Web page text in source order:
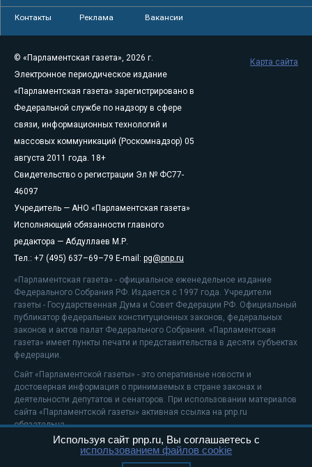
Контакты Реклама Вакансии
© «Парламентская газета», 2026 г.
Электронное периодическое издание
«Парламентская газета» зарегистрировано в
Федеральной службе по надзору в сфере
связи, информационных технологий и
массовых коммуникаций (Роскомнадзор) 05
августа 2011 года. 18+
Свидетельство о регистрации Эл № ФС77-
46097
Учредитель — АНО «Парламентская газета»
Исполняющий обязанности главного
редактора — Абдуллаев М.Р.
Тел.: +7 (495) 637–69–79 E-mail: pg@pnp.ru
«Парламентская газета» - официальное еженедельное издание
Федерального Собрания РФ. Издается с 1997 года. Учредители
газеты - Государственная Дума и Совет Федерации РФ. Официальный
публикатор федеральных конституционных законов, федеральных
законов и актов палат Федерального Собрания. «Парламентская
газета» имеет пункты печати и представительства в десяти субъектах
федерации.
Сайт «Парламентской газеты» - это оперативные новости и
достоверная информация о принимаемых в стране законах и
деятельности депутатов и сенаторов. При использовании материалов
сайта «Парламентской газеты» активная ссылка на pnp.ru
обязательна.
На информационном ресурсе применяютсярекомендательные
Карта сайта
Используя сайт pnp.ru, Вы соглашаетесь с
использованием файлов cookie